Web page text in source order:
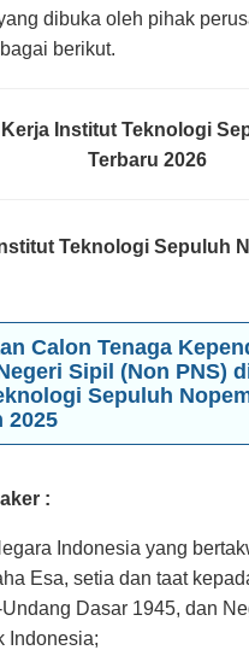
dibuka oleh pihak
berikut.
Institut Teknologi
Terbaru 2026
Teknologi Sepuluh
Calon Tenaga
Sipil (Non PNS)
Sepuluh
2025
:
Indonesia yang
Esa, setia dan taat
Dasar 1945, dan
Indonesia;